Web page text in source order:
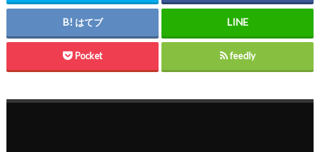
はてブ
Pocket feedly